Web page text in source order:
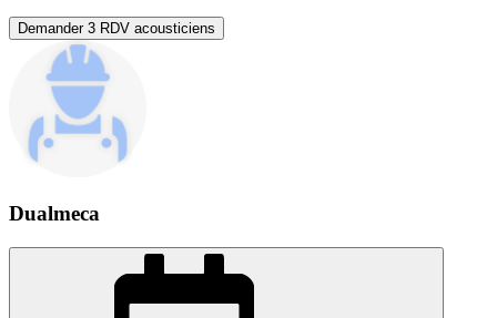
Demander 3 RDV acousticiens
Dualmeca